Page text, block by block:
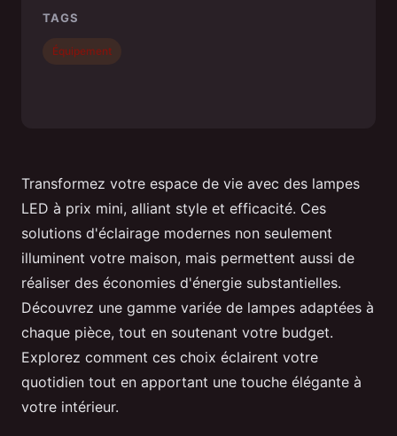
Transformez votre espace de vie avec des lampes
LED à prix mini, alliant style et efficacité. Ces
solutions d'éclairage modernes non seulement
illuminent votre maison, mais permettent aussi de
réaliser des économies d'énergie substantielles.
Découvrez une gamme variée de lampes adaptées à
chaque pièce, tout en soutenant votre budget.
Explorez comment ces choix éclairent votre
quotidien tout en apportant une touche élégante à
votre intérieur.
TAGS
Équipement